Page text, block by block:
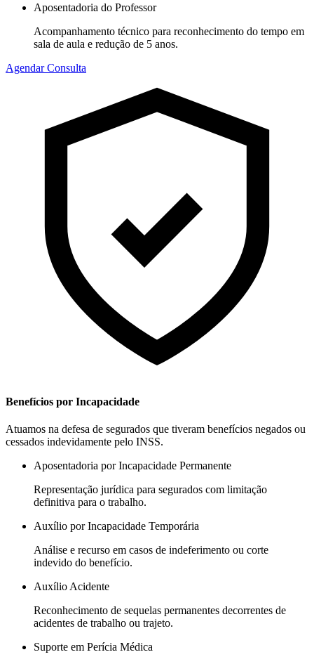
Aposentadoria do Professor
Acompanhamento técnico para reconhecimento do tempo em
sala de aula e redução de 5 anos.
Agendar Consulta
Benefícios por Incapacidade
Atuamos na defesa de segurados que tiveram benefícios negados ou
cessados indevidamente pelo INSS.
Aposentadoria por Incapacidade Permanente
Representação jurídica para segurados com limitação
definitiva para o trabalho.
Auxílio por Incapacidade Temporária
Análise e recurso em casos de indeferimento ou corte
indevido do benefício.
Auxílio Acidente
Reconhecimento de sequelas permanentes decorrentes de
acidentes de trabalho ou trajeto.
Suporte em Perícia Médica